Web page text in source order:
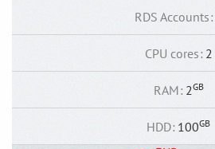
RDS Accounts:
CPU cores: 2
RAM: 2GB
HDD: 100GB